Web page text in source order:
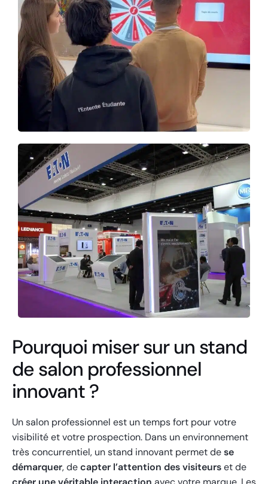
Pourquoi miser sur un stand
de salon professionnel
innovant ?
Un salon professionnel est un temps fort pour votre
visibilité et votre prospection. Dans un environnement
très concurrentiel, un stand innovant permet dese
démarquer, decapter l’attention des visiteurset de